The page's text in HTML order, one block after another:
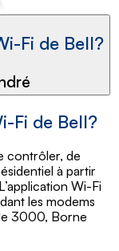
Fi de Bell?
Fi de Bell?
contrôler, de
à partir
Wi-Fi
les modems
3000, Borne